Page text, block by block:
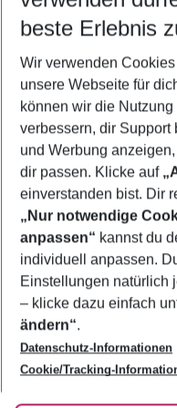
2 Erwachsene Keine
Mehr
Footer
Footer navigation
Über uns
AGB
Bestpreisgarantie
Cookie-Einstellungen
Cookie-Richtlinie
Agenturbetreuung
Barrierefreies Reisen
Folge uns
beste Erlebnis
Wir verwenden
unsere Webseite für
können wir die
verbessern, dir Support
und Werbung
dir passen. Klicke auf
einverstanden bist. Dir
„Nur notwendige
anpassen“ kannst du
individuell anpassen.
Einstellungen natürlich
– klicke dazu einfach
ändern“.
Datenschutz-Informationen
Cookie/Tracking-